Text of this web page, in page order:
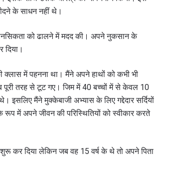
के साधन नहीं थे।
को ढालने में मदद की। अपने नुकसान के
में पहनना था। मैंने अपने हाथों को कभी भी
पूरी तरह से टूट गए। जिम में 40 बच्चों में से केवल 10
मैंने मुक्केबाजी अभ्यास के लिए गद्देदार सर्दियों
में अपने जीवन की परिस्थितियों को स्वीकार करते
कर दिया लेकिन जब वह 15 वर्ष के थे तो अपने पिता